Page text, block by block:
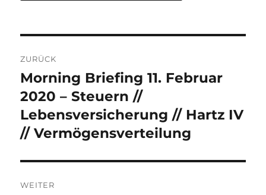
Navigation
ZURÜCK
Vorheriger
Beitrag:
Morning Briefing 11. Februar
2020 – Steuern //
Lebensversicherung // Hartz IV
// Vermögensverteilung
WEITER